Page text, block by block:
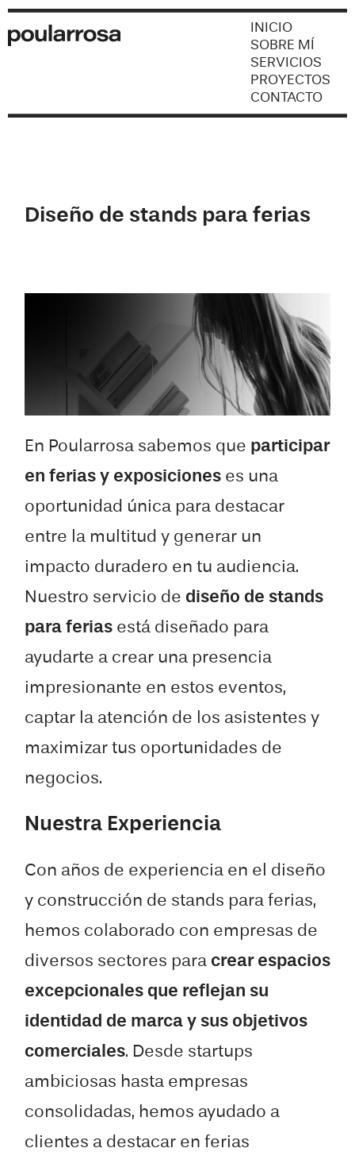
INICIO
SOBRE MÍ
SERVICIOS
PROYECTOS
CONTACTO
Diseño de stands para ferias
En Poularrosa sabemos que participar
en ferias y exposiciones es una
oportunidad única para destacar
entre la multitud y generar un
impacto duradero en tu audiencia.
Nuestro servicio de diseño de stands
para ferias está diseñado para
ayudarte a crear una presencia
impresionante en estos eventos,
captar la atención de los asistentes y
maximizar tus oportunidades de
negocios.
Nuestra Experiencia
Con años de experiencia en el diseño
y construcción de stands para ferias,
hemos colaborado con empresas de
diversos sectores para crear espacios
excepcionales que reflejan su
identidad de marca y sus objetivos
comerciales. Desde startups
ambiciosas hasta empresas
consolidadas, hemos ayudado a
clientes a destacar en ferias